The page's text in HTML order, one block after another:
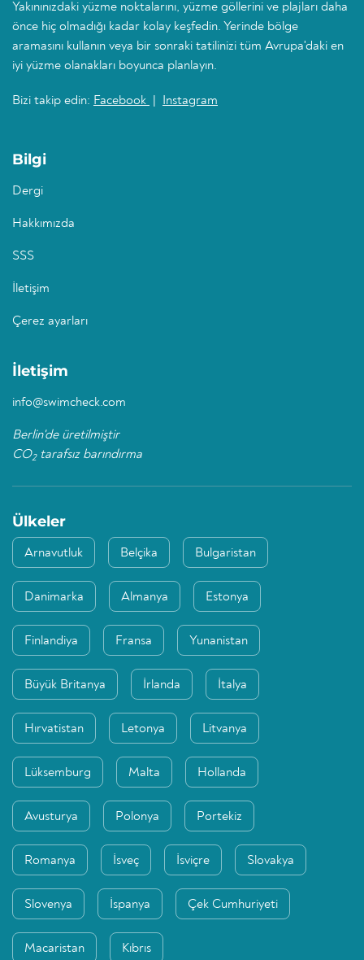
Yakınınızdaki yüzme noktalarını, yüzme göllerini ve plajları daha
önce hiç olmadığı kadar kolay keşfedin. Yerinde bölge
aramasını kullanın veya bir sonraki tatilinizi tüm Avrupa'daki en
iyi yüzme olanakları boyunca planlayın.
Bizi takip edin: Facebook Instagram
Bilgi
Dergi
Hakkımızda
SSS
İletişim
Çerez ayarları
İletişim
info@swimcheck.com
Berlin'de üretilmiştir
CO2tarafsız barındırma
Ülkeler
Arnavutluk Belçika Bulgaristan
Danimarka Almanya Estonya
Finlandiya Fransa Yunanistan
Büyük Britanya İrlanda İtalya
Hırvatistan Letonya Litvanya
Lüksemburg Malta Hollanda
Avusturya Polonya Portekiz
Romanya İsveç İsviçre Slovakya
Slovenya İspanya Çek Cumhuriyeti
Macaristan Kıbrıs